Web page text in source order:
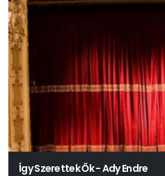
Így Szerettek Ők - Ady Endre